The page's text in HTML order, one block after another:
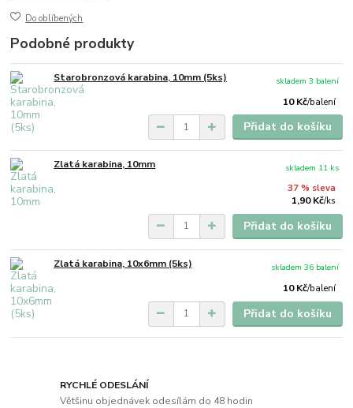
Do oblíbených
Podobné produkty
Starobronzová karabina, 10mm (5ks)
10 Kč/balení
skladem 3 balení
Přidat do košíku
Zlatá karabina, 10mm
37 % sleva
1,90 Kč/ks
skladem 11 ks
Přidat do košíku
Zlatá karabina, 10x6mm (5ks)
10 Kč/balení
skladem 36 balení
Přidat do košíku
RYCHLÉ ODESLÁNÍ
Většinu objednávek odesílám do 48 hodin